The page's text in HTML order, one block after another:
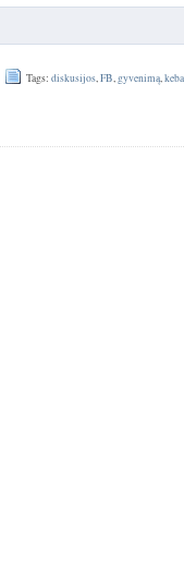
Tags:diskusijos,FB,gyvenimą,